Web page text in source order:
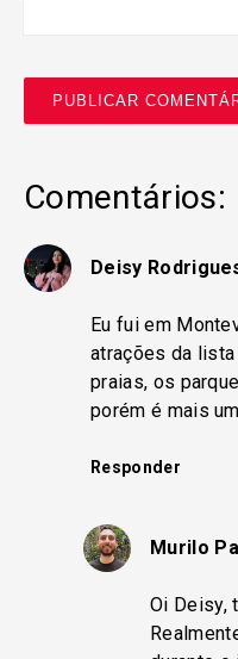
Comentários:
Deisy
Eu fui em
atrações da lista
praias, os
porém é mais
Responder
Murilo
Oi Deisy,